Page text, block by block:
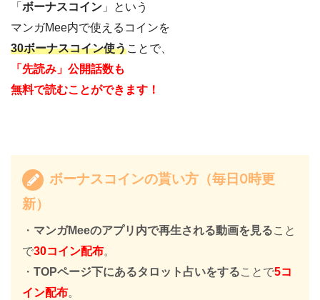
「 ボーナスコイン 」という
マンガMee内で使えるコインを
30ボーナスコイン使うことで、
「先読み」公開話数も
無料で読むことができます！
ボーナスコインの貰い方（毎日0時更
新）
・ マンガMeeのアプリ内で再生される動画を見ること
で30コイン配布。
・ TOPページ下にあるタロット占いをすることで5コ
イン配布。